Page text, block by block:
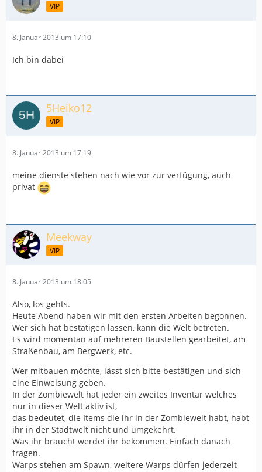
VIP
8. Januar 2013 um 17:10
Ich bin dabei
5Heiko12
VIP
8. Januar 2013 um 17:19
meine dienste stehen nach wie vor zur verfügung, auch
privat
Meekway
VIP
8. Januar 2013 um 18:05
Also, los gehts.
Heute Abend haben wir mit den ersten Arbeiten begonnen.
Wer sich hat bestätigen lassen, kann die Welt betreten.
Es wird momentan auf mehreren Baustellen gearbeitet, am
Straßenbau, am Bergwerk, etc.
Wer mitbauen möchte, lässt sich bitte bestätigen und sich
eine Einweisung geben.
In der Zombiewelt hat jeder ein zweites Inventar welches
nur in dieser Welt aktiv ist,
das bedeutet, die Items die ihr in der Zombiewelt habt, habt
ihr in der Städtwelt nicht und umgekehrt.
Was ihr braucht werdet ihr bekommen. Einfach danach
fragen.
Warps stehen am Spawn, weitere Warps dürfen jederzeit